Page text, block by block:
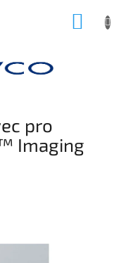
pro
Imaging